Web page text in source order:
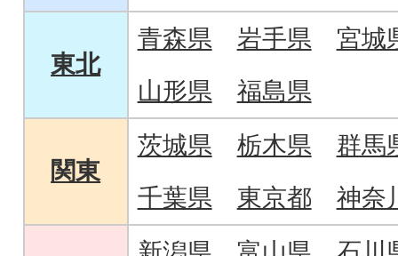
東北
青森県 岩手県
宮城
山形県
福島県
関東
茨城県 栃木県
群馬
千葉県
東京都 神奈